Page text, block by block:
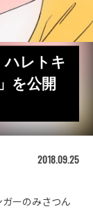
レトキ
を公開
2018.09.25
ーのみさつん